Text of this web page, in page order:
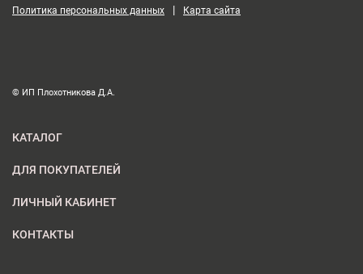
Политика персональных данных | Карта сайта
© ИП Плохотникова Д.А.
КАТАЛОГ
ДЛЯ ПОКУПАТЕЛЕЙ
ЛИЧНЫЙ КАБИНЕТ
КОНТАКТЫ